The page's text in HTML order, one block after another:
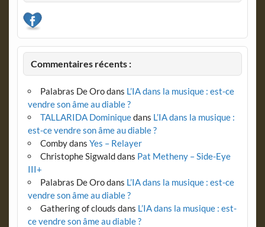
Commentaires récents :
Palabras De Orodans L’IA dans la musique : est-ce
vendre son âme au diable ?
TALLARIDA Dominiquedans L’IA dans la musique :
est-ce vendre son âme au diable ?
Combydans Yes – Relayer
Christophe Sigwalddans Pat Metheny – Side-Eye
III+
Palabras De Orodans L’IA dans la musique : est-ce
vendre son âme au diable ?
Gathering of clouds dans L’IA dans la musique : est-
ce vendre son âme au diable ?